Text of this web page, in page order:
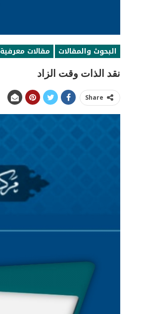
البحوث والمقالات مقالات معرفية
نقد الذات وقت الزاد
Share